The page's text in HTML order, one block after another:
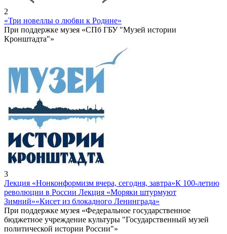
2
«Три новеллы о любви к Родине»
При поддержке музея «СПб ГБУ "Музей истории
Кронштадта"»
3
Лекция «Нонконформизм вчера, сегодня, завтра»К 100-летию
революции в России Лекция «Моряки штурмуют
Зимний»«Кисет из блокадного Ленинграда»
При поддержке музея «Федеральное государственное
бюджетное учреждение культуры "Государственный музей
политической истории России"»